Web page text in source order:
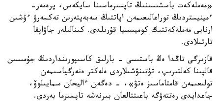
«مەملەكەت باسشىسىنىڭ تاپسىرماسىنا سايكەس، پرەمەر-
ءمينيستردىڭ توراعالىعىمەن اپاتتىڭ سەبەپتەرىن تەكسەرۋ ءۇشىن
ارنايى مەملەكەتتىك كوميسسيا قۇرىلدى. كىنالىلەر جاۋاپقا
تارتىلادى.
قازىرگى تاڭدا ەڭ باستىسى - بارلىق كاسىپورىنداردىڭ جۇمىسىن
قالپىنا كەلتىرىپ، تۇتىنۋشىلاردى ەلەكتر ەنەرگياسىمەن
تولىعىمەن قامتاماسىز ەتۋ»، - دەگەن ءاليحان سمايىلوۆ،
جاعدايدى رەتتەۋگە باعىتتالعان بىرنەشە تاپسىرما بەردى.